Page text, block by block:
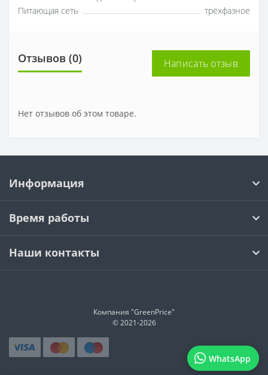
Питающая сеть
трёхфазное
Отзывов (0) Написать отзыв
Нет отзывов об этом товаре.
WhatsApp
Информация
Время работы
Наши контакты
Компания "GreenPrice"
© 2021-2026